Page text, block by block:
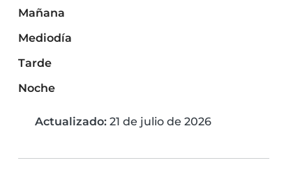
Mañana
Mediodía
Tarde
Noche
Actualizado: 21 de julio de 2026